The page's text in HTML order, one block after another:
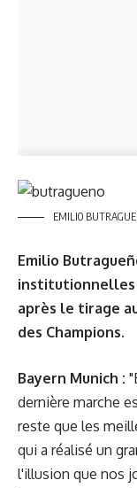
EMILIO
Emilio
institutionnelles
après le tirage
des Champions.
Bayern Munich :
dernière marche
reste que les
qui a réalisé un
l'illusion que nos